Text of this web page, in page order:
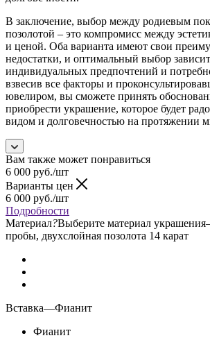
В заключение, выбор между родиевым
позолотой – это компромисс между
и ценой. Оба варианта имеют свои
недостатки, и оптимальный выбор
индивидуальных предпочтений и
взвесив все факторы и
ювелиром, вы сможете принять
приобрести украшение, которое будет
видом и долговечностью на протяжении
Вам также может понравиться
6 000 руб./шт
Варианты цен
6 000 руб./шт
Подробности
Материал?Выберите материал украшения
пробы, двухслойная позолота 14 карат
Вставка—Фианит
Фианит